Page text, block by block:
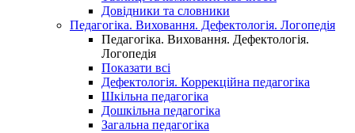
Довідники та словники
Педагогіка. Виховання. Дефектологія. Логопедія
Педагогіка. Виховання. Дефектологія.
Логопедія
Показати всі
Дефектологія. Коррекційна педагогіка
Шкільна педагогіка
Дошкільна педагогіка
Загальна педагогіка